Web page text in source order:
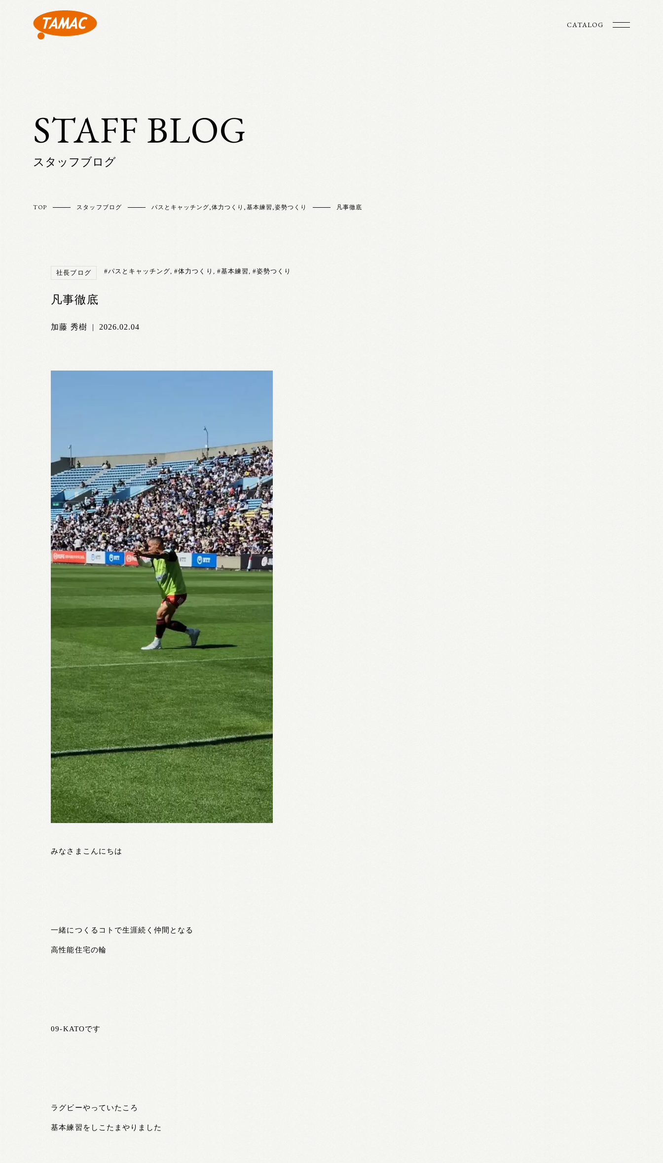
CATALOG
STAFF BLOG
スタッフブログ
TOP スタッフブログ パスとキャッチング,体力つくり ,基本練習,姿勢つくり 凡事徹底
社長ブログ #パスとキャッチング ,#体力つくり #基本練習 ,#姿勢つくり
凡事徹底
加藤 秀樹 | 2026.02.04
みなさまこんにちは
一緒につくるコトで生涯続く仲間となる
高性能住宅の輪
09-KATOです
ラグビーやっていたころ
基本練習をしこたまやりました